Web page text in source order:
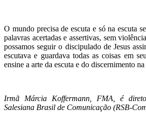
O mundo precisa de escuta e só na escuta
palavras acertadas e assertivas, sem
possamos seguir o discipulado de Jesus
escutava e guardava todas as coisas em
ensine a arte da escuta e do discernimento
Irmã Márcia Koffermann, FMA, é
Salesiana Brasil de Comunicação (RSB-